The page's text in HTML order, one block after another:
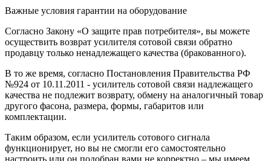
Важные условия гарантии на оборудование
Согласно Закону «О защите прав потребителя», вы можете
осуществить возврат усилителя сотовой связи обратно
продавцу только ненадлежащего качества (бракованного).
В то же время, согласно Постановления Правительства РФ
№924 от 10.11.2011 - усилитель сотовой связи надлежащего
качества не подлежит возврату, обмену на аналогичный товар
другого фасона, размера, формы, габаритов или
комплектации.
Таким образом, если усилитель сотового сигнала
функционирует, но вы не смогли его самостоятельно
настроить или он подобран вами не корректно – мы имеем